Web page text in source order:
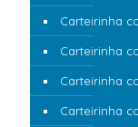
Carteirinha
Carteirinha
Carteirinha
Carteirinha